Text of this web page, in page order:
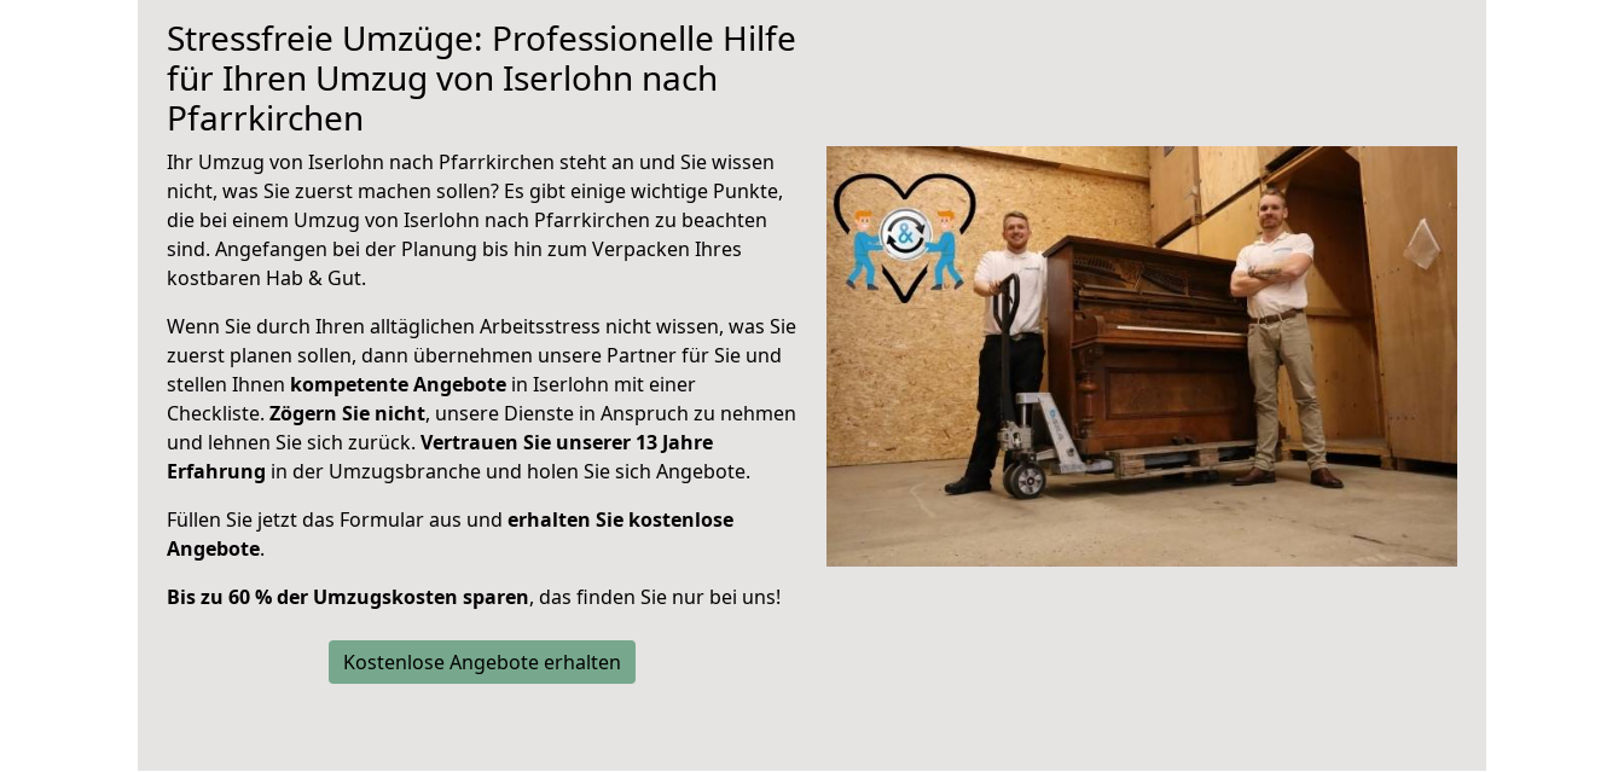
Stressfreie Umzüge: Professionelle Hilfe
für Ihren Umzug von Iserlohn nach
Pfarrkirchen
Ihr Umzug von Iserlohn nach Pfarrkirchen steht an und Sie wissen
nicht, was Sie zuerst machen sollen? Es gibt einige wichtige Punkte,
die bei einem Umzug von Iserlohn nach Pfarrkirchen zu beachten
sind. Angefangen bei der Planung bis hin zum Verpacken Ihres
kostbaren Hab & Gut.
Wenn Sie durch Ihren alltäglichen Arbeitsstress nicht wissen, was Sie
zuerst planen sollen, dann übernehmen unsere Partner für Sie und
stellen Ihnen kompetente Angebote in Iserlohn mit einer
Checkliste. Zögern Sie nicht, unsere Dienste in Anspruch zu nehmen
und lehnen Sie sich zurück. Vertrauen Sie unserer 13 Jahre
Erfahrung in der Umzugsbranche und holen Sie sich Angebote.
Füllen Sie jetzt das Formular aus und erhalten Sie kostenlose
Angebote.
Bis zu 60 % der Umzugskosten sparen, das finden Sie nur bei uns!
Kostenlose Angebote erhalten